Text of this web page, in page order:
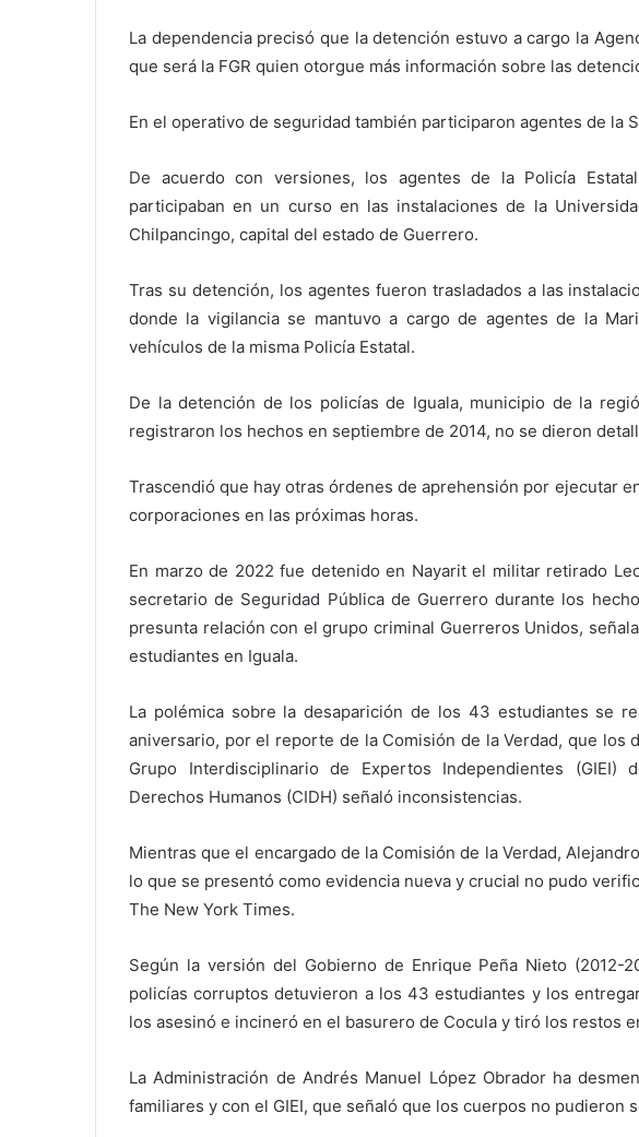
La dependencia precisó que la detención estuvo a cargo la
que será la FGR quien otorgue más información sobre las
En el operativo de seguridad también participaron agentes de la
De acuerdo con versiones, los agentes de la Policía
participaban en un curso en las instalaciones de la
Chilpancingo, capital del estado de Guerrero.
Tras su detención, los agentes fueron trasladados a las
donde la vigilancia se mantuvo a cargo de agentes de la
vehículos de la misma Policía Estatal.
De la detención de los policías de Iguala, municipio de la
registraron los hechos en septiembre de 2014, no se dieron
Trascendió que hay otras órdenes de aprehensión por ejecutar
corporaciones en las próximas horas.
En marzo de 2022 fue detenido en Nayarit el militar retirado
secretario de Seguridad Pública de Guerrero durante los
presunta relación con el grupo criminal Guerreros Unidos,
estudiantes en Iguala.
La polémica sobre la desaparición de los 43 estudiantes se
aniversario, por el reporte de la Comisión de la Verdad, que los
Grupo Interdisciplinario de Expertos Independientes (GIEI)
Derechos Humanos (CIDH) señaló inconsistencias.
Mientras que el encargado de la Comisión de la Verdad,
lo que se presentó como evidencia nueva y crucial no pudo
The New York Times.
Según la versión del Gobierno de Enrique Peña Nieto (2012-
policías corruptos detuvieron a los 43 estudiantes y los
los asesinó e incineró en el basurero de Cocula y tiró los restos
La Administración de Andrés Manuel López Obrador ha
familiares y con el GIEI, que señaló que los cuerpos no pudieron